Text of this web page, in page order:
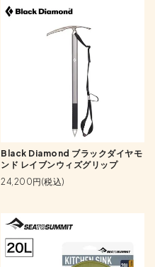
Black Diamond ブラックダイヤモ
ンド レイブンウィズグリップ
24,200円(税込)